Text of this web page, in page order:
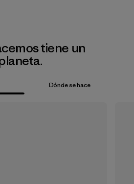
tiene un
Dónde se hace